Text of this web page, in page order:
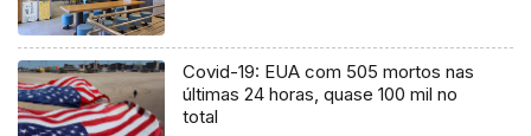
Covid-19: EUA com 505 mortos nas
últimas 24 horas, quase 100 mil no
total